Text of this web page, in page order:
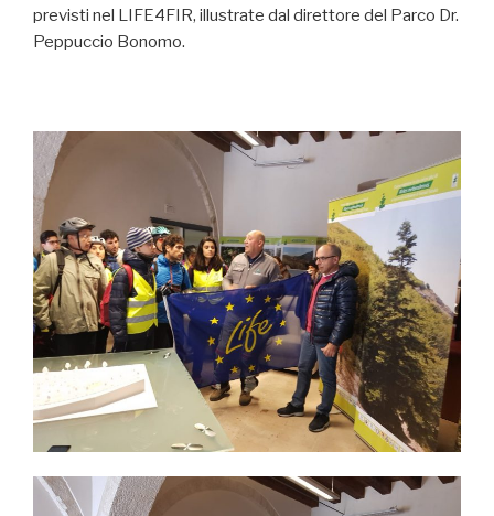
previsti nel LIFE4FIR, illustrate dal direttore del Parco Dr.
Peppuccio Bonomo.